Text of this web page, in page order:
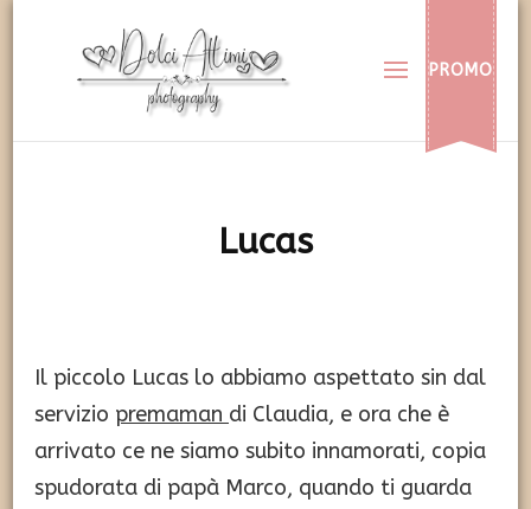
Dolci Attimi
Rendiamo immortali i vostri dolci momenti
PROMO
Lucas
Il piccolo Lucas lo abbiamo aspettato sin dal
servizio premaman di Claudia, e ora che è
arrivato ce ne siamo subito innamorati, copia
spudorata di papà Marco, quando ti guarda